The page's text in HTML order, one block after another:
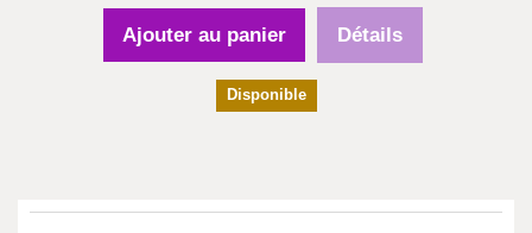
Ajouter au panier Détails
Disponible